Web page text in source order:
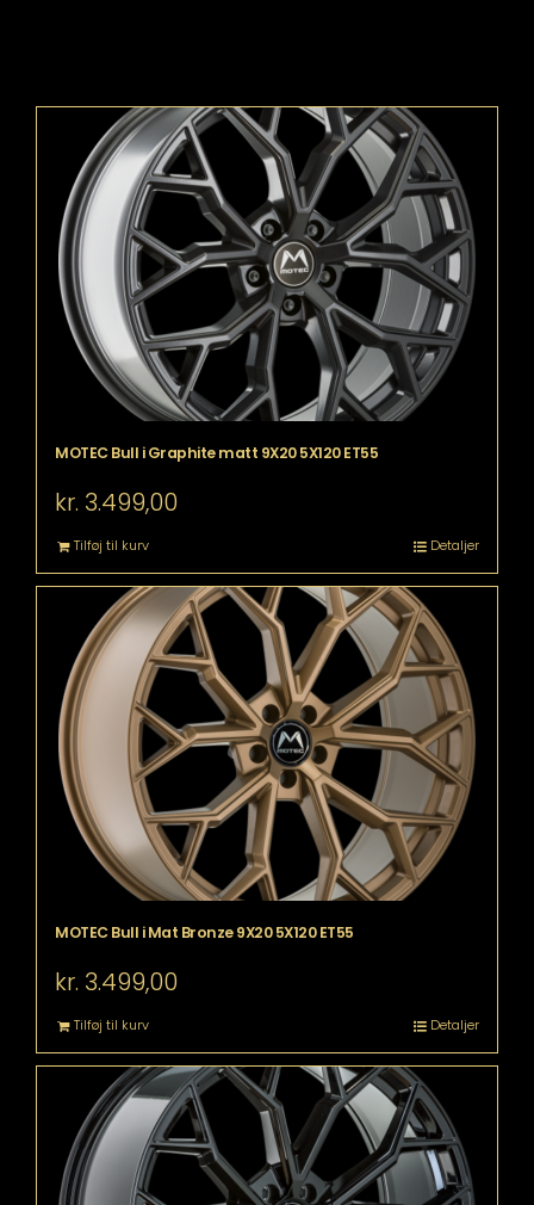
MOTEC Bull i Graphite matt 9X20 5X120 ET55
kr. 3.499,00
Tilføj til kurv Detaljer
MOTEC Bull i Mat Bronze 9X20 5X120 ET55
kr. 3.499,00
Tilføj til kurv Detaljer